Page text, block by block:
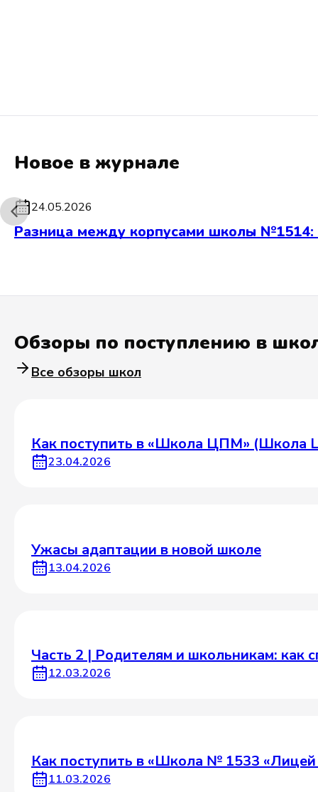
Новое в журнале
24.05.2026
Разница между корпусами школы №1514:
Обзоры по поступлению в
Все обзоры школ
Как поступить в «Школа ЦПМ» (Школа
23.04.2026
Ужасы адаптации в новой школе
13.04.2026
Часть 2 | Родителям и школьникам: как
12.03.2026
Как поступить в «Школа № 1533
11.03.2026